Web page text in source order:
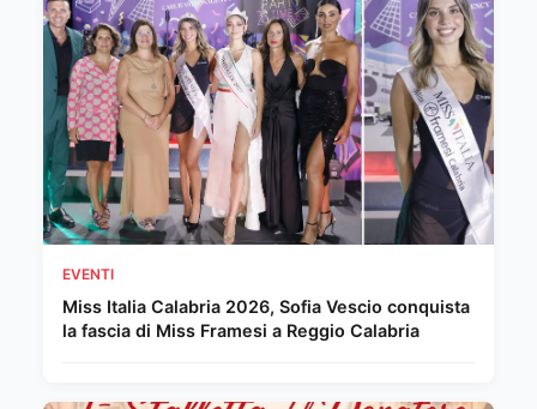
EVENTI
Miss Italia Calabria 2026, Sofia Vescio conquista
la fascia di Miss Framesi a Reggio Calabria